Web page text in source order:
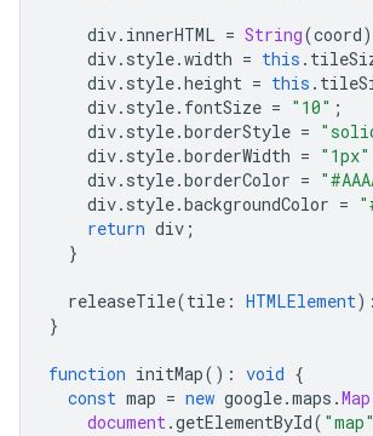
div.innerHTML = String(
div.style.width = this.
div.style.height = this.
div.style.fontSize = "10"
div.style.borderStyle =
div.style.borderWidth =
div.style.borderColor =
div.style.backgroundColor
return
div
releaseTile(tile: HTMLElement
function initMap (): void
const
map = new google.maps.
document.getElementById(